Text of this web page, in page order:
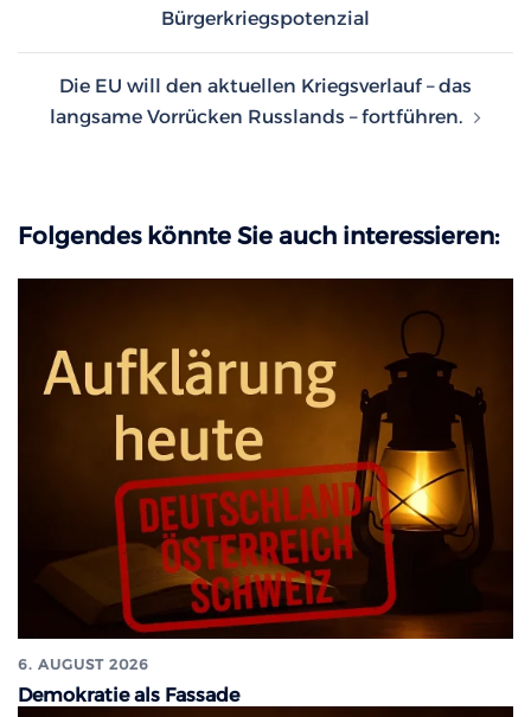
Bürgerkriegspotenzial
Die EU will den aktuellen Kriegsverlauf – das
langsame Vorrücken Russlands – fortführen.
Folgendes könnte Sie auch interessieren:
6. AUGUST 2026
Demokratie als Fassade